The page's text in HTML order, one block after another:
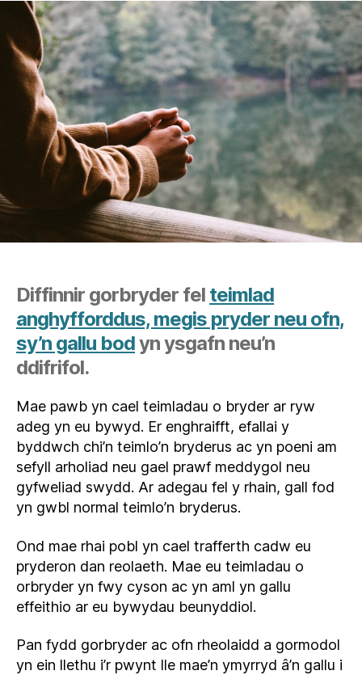
Diffinnir gorbryder fel teimlad
anghyfforddus, megis pryder neu ofn,
sy’n gallu bodyn ysgafn neu’n
ddifrifol.
Mae pawb yn cael teimladau o bryder ar ryw
adeg yn eu bywyd. Er enghraifft, efallai y
byddwch chi’n teimlo’n bryderus ac yn poeni am
sefyll arholiad neu gael prawf meddygol neu
gyfweliad swydd. Ar adegau fel y rhain, gall fod
yn gwbl normal teimlo’n bryderus.
Ond mae rhai pobl yn cael trafferth cadw eu
pryderon dan reolaeth. Mae eu teimladau o
orbryder yn fwy cyson ac yn aml yn gallu
effeithio ar eu bywydau beunyddiol.
Pan fydd gorbryder ac ofn rheolaidd a gormodol
yn ein llethu i’r pwynt lle mae’n ymyrryd â’n gallu i